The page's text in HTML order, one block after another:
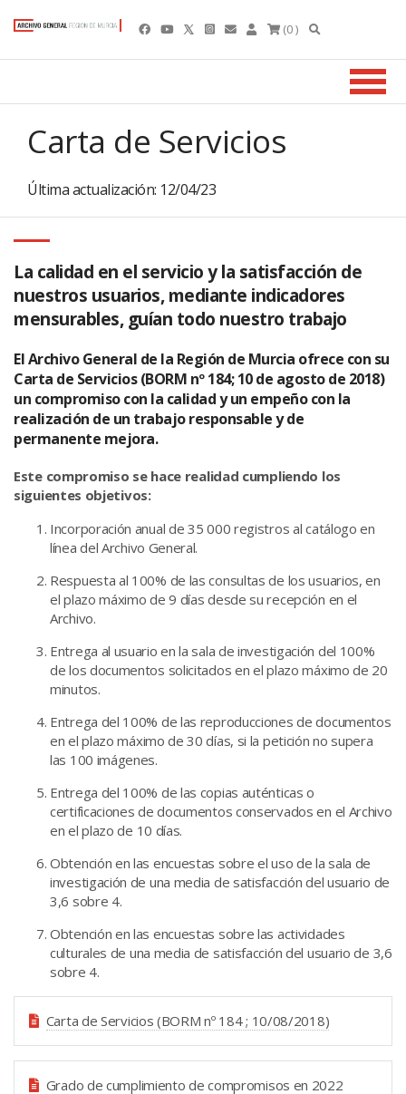
(0 )
Carta de Servicios
Última actualización: 12/04/23
La calidad en el servicio y la satisfacción de
nuestros usuarios, mediante indicadores
mensurables, guían todo nuestro trabajo
El Archivo General de la Región de Murcia ofrece con su
Carta de Servicios (BORM nº 184; 10 de agosto de 2018)
un compromiso con la calidad y un empeño con la
realización de un trabajo responsable y de
permanente mejora.
Este compromiso se hace realidad cumpliendo los
siguientes objetivos:
Incorporación anual de 35 000 registros al catálogo en
línea del Archivo General.
Respuesta al 100% de las consultas de los usuarios, en
el plazo máximo de 9 días desde su recepción en el
Archivo.
Entrega al usuario en la sala de investigación del 100%
de los documentos solicitados en el plazo máximo de 20
minutos.
Entrega del 100% de las reproducciones de documentos
en el plazo máximo de 30 días, si la petición no supera
las 100 imágenes.
Entrega del 100% de las copias auténticas o
certificaciones de documentos conservados en el Archivo
en el plazo de 10 días.
Obtención en las encuestas sobre el uso de la sala de
investigación de una media de satisfacción del usuario de
3,6 sobre 4.
Obtención en las encuestas sobre las actividades
culturales de una media de satisfacción del usuario de 3,6
sobre 4.
Carta de Servicios (BORM nº 184 ; 10/08/2018)
Grado de cumplimiento de compromisos en 2022